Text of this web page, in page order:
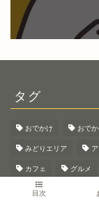
タグ
おでかけ おで
みどりエリア
カフェ グルメ
伊勢崎エリア
目次